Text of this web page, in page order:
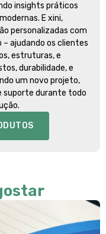
insights práticos
E xini,
personalizadas com
– ajudando os clientes
estruturas, e
durabilidade, e
um novo projeto,
suporte durante todo